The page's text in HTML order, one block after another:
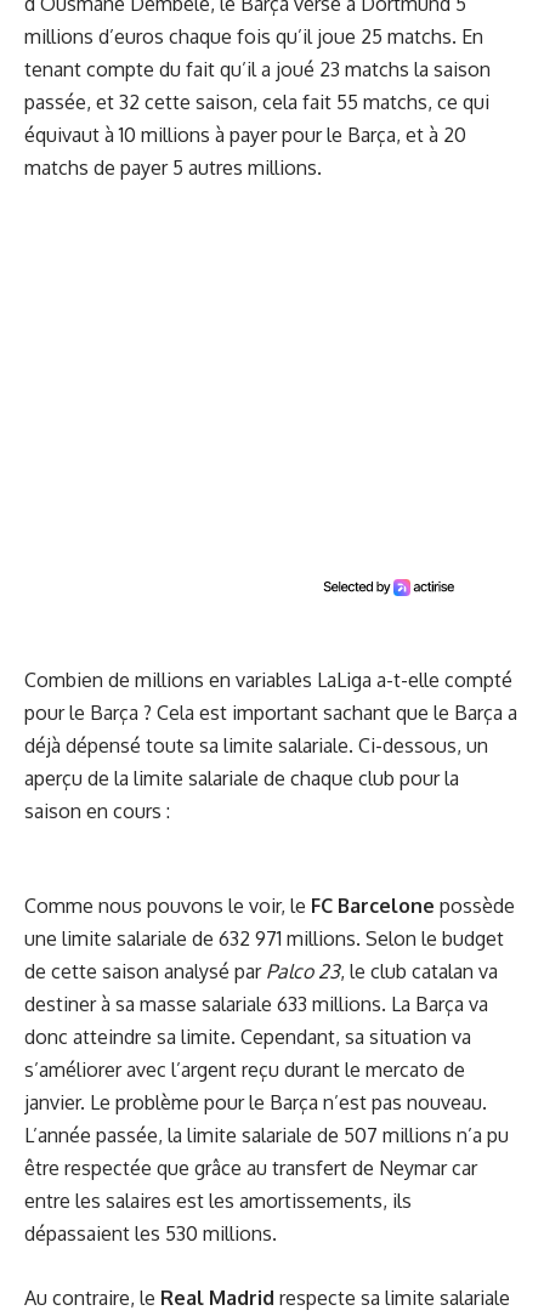
millions d’euros chaque fois qu’il joue 25 matchs. En
tenant compte du fait qu’il a joué 23 matchs la saison
passée, et 32 cette saison, cela fait 55 matchs, ce qui
équivaut à 10 millions à payer pour le Barça, et à 20
matchs de payer 5 autres millions.
Combien de millions en variables LaLiga a-t-elle compté
pour le Barça ? Cela est important sachant que le Barça a
déjà dépensé toute sa limite salariale. Ci-dessous, un
aperçu de la limite salariale de chaque club pour la
saison en cours :
Comme nous pouvons le voir, le FC Barcelone possède
une limite salariale de 632 971 millions. Selon le budget
de cette saison analysé par Palco 23, le club catalan va
destiner à sa masse salariale 633 millions. La Barça va
donc atteindre sa limite. Cependant, sa situation va
s’améliorer avec l’argent reçu durant le mercato de
janvier. Le problème pour le Barça n’est pas nouveau.
L’année passée, la limite salariale de 507 millions n’a pu
être respectée que grâce au transfert de Neymar car
entre les salaires est les amortissements, ils
dépassaient les 530 millions.
Au contraire, le Real Madrid respecte sa limite salariale